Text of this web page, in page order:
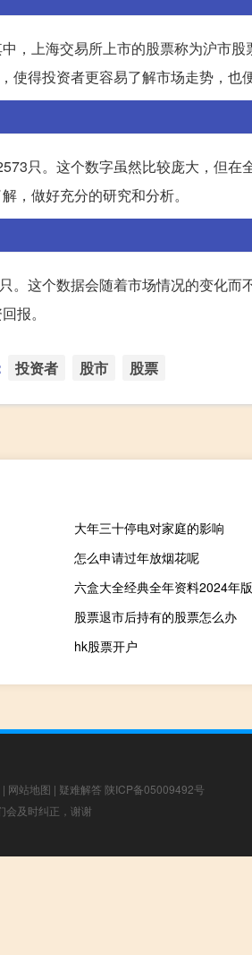
，上海交易所上市的股票称为沪市股
使得投资者更容易了解市场走势，也
只。这个数字虽然比较庞大，但在
，做好充分的研究和分析。
。这个数据会随着市场情况的变化而
报。
投资者 股市 股票
大年三十停电对家庭的影响
怎么申请过年放烟花呢
六盒大全经典全年资料2024年
股票退市后持有的股票怎么办
hk股票开户
| 网站地图 | 疑难解答 陕ICP备05009492号
会及时纠正，谢谢